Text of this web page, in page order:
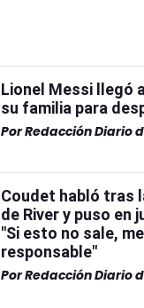
Lionel Messi llegó
su familia para
PorRedacción Diario
Coudet habló tras
de River y puso en
"Si esto no sale,
responsable"
PorRedacción Diario